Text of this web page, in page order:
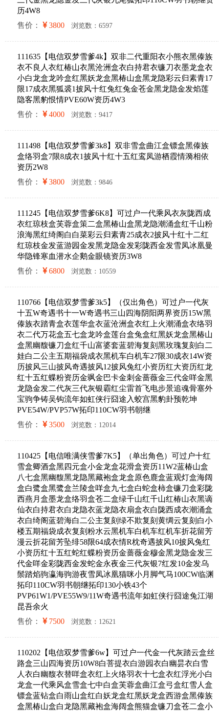
历4W8
售价：
3800 浏览数：6597
111635【电信双梦雪爹4k】双非二代重阳衣小熊衣黑傣族
衣不良人衣红椿山衣黑沧洲盒衣白持君衣镰刀衣墨龙盒衣
小白龙盒龙吟盒红黑妖龙盒黑椿山盒黑龙隐彩云归素青17
限17成衣黑狐裘1披风十红兔红兔金苍金黑龙隐金发焰莲
隐客黑豹恨情PVE60W资历4W3
售价：
4000 浏览数：9417
111498【电信双梦雪爹3k8】双非雪盒曲江盒镖盒黑傣族
盒络羽盒7限8成衣1披风十红十五红鸾凤游栖霞情漪相依
资历2W8
售价：
3800 浏览数：9846
111245【电信双梦雪爹6K8】可过户一代乘风衣灰陇西成
衣红琼枝盒芙蓉盒策二盒黑椿山盒黑龙隐潮涌盒红千山粉
浪海黑红绮阁白白菜彩云归素青25成衣2披风十红十二红
红琼枝金发蓝游园金发黑龙隐金发彩陇西金发雪凤冰凰曼
华隐锋寒血潜水企鹅金眼镜资历3W8
售价：
6800 浏览数：10559
110766【电信双梦雪爹3k5】（仅出角色）可过户一代灰
十五W奇遇书十一W奇遇书三山四海阴阳两界资历15W黑
傣族衣踏青盒衣莲华盒衣蓝沧洲盒衣红上火潮涌盒衣络羽
衣二代万花盒五七盒龙吟盒莲台盒兔盒红黑妖龙盒黑椿山
盒黑幽馥镰刀盒红千山富婆套蓝碧海复刻黑玫瑰复刻白二
娃白二公主五期福袋成衣黑机车白机车27限30成衣14W资
历披风三山披风奇遇披风12披风兔红小资历红大资历红龙
红十五红蝶粉资历金飒金巴卡金刺金蔷薇金三代金咩金黑
龙隐金发二代灰三代灰银霸红尘雷首飞电步景追魂骨塞外
宝驹争铸吴钩流年如虹侠行囧途入蛟宫黑豹卦预乾坤
PVE54W/PVP57W拓印110CW羽书朝继
售价：
3500 浏览数：12014
110425【电信唯满侠雪爹7K5】（单出角色）可过户十红
雪盒卿酒盒黑四元盒小金龙盒花滑盒资历11W2蓝椿山盒
八七盒黑幽馥黑龙隐黑藏袍盒龙盒原色鹿盒蓝观灯盒海阔
盒白鹭盒黑鹭盒兰陵盒咩盒九七盒白蛇盒柿盒镰刀盒彩陇
西燕月盒墨龙盒络羽盒苍二盒绿千山红千山红椿山衣黑谪
仙衣白持君衣白龙隐衣蓝龙隐衣扇盒衣白陇西成衣潮涌盒
衣白绮阁蓝碧海白二公主复刻绿不欺复刻黄绸云复刻白小
楼五期福袋成衣复刻粉水云黑机车白机车红机车折花留芳
漫云折花留芳坠绯58限64成衣情R枕奇遇披风10披风兔红
小资历红十五红蛇红蝶粉资历金蔷薇金穆金黑龙隐金发三
代金咩金彩陇西金发蛇金永夜金三代灰银7红发10金发乌
鬃踏焰驹瀛海驹游夜雪凤冰凰猫咪小月脚气马100CW临渊
拓印110CW羽书朝继拓印130小铁43个
PVP61W1/PVE55W9/11W奇遇书流年如虹侠行囧途兔江湖
昆吾余火
售价：
7500 浏览数：12621
110202【电信双梦雪爹6w】可过户一代金一代灰踏云盒丝
路盒三山四海资历10W8白菩提衣白游园衣白幽昙衣白雪
人衣白幽馥衣替咩盒衣红上火络羽衣十七盒衣红浮光小白
龙盒一代乘风盒雪盒七中白盒芙蓉盒曲江盒弓盒红雪人盒
镖盒蓝钻盒白雨山盒红白妖龙盒红黑妖龙盒西游盒黑傣族
盒黑椿山盒白龙隐黑藏袍盒海阔盒熊猫盒镰刀盒苍二盒小